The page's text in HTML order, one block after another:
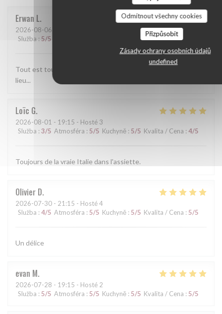
Odmítnout všechny cookies
Přizpůsobit
Zásady ochrany osobních údajů
undefined
Erwan L
2026-08-06
Služba : 5/5 /5 Kvalita / Cena
Tout est toujours parfait. l'accueil et le service, les plats, le
lieu...
Loïc G
2026-08-01 - 19:15 - Hosté 3
Služba : 3/5 Atmosféra : 5/5 Kuchyně : 5/5 Kvalita / Cena : 4/5
Toujours de la vraie Italie dans l'assiette.
Olivier D
2026-07-30 - 21:15 - Hosté 4
Služba : 4/5 Atmosféra : 5/5 Kuchyně : 5/5 Kvalita / Cena : 5/5
Un délice
evan M
2026-07-28 - 19:15 - Hosté 2
Služba : 5/5 Atmosféra : 5/5 Kuchyně : 5/5 Kvalita / Cena : 5/5